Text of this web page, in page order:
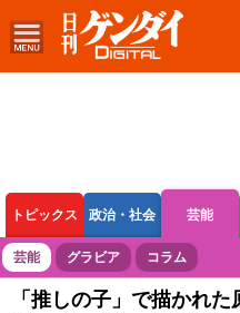
トピックス 政治・社会 芸能
ボートレース 競輪 オートレー
芸能 グラビア コラム
「推しの子」で描かれ